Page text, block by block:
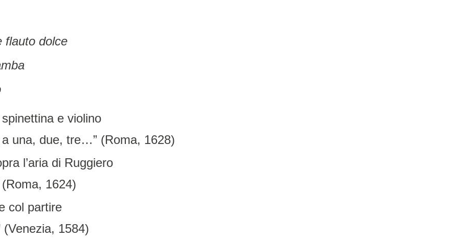
flauto dolce
e violino
una, due, tre…” (Roma, 1628)
l’aria di Ruggiero
1624)
col partire
1584)